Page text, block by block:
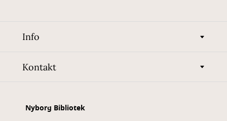
Info
Kontakt
Nyborg Bibliotek